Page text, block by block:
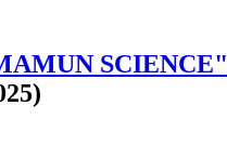
SCIENCE"